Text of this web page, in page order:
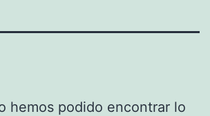
hemos podido encontrar lo